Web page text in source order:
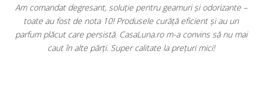
Am comandat degresant, soluție pentru geamuri și odorizante –
toate au fost de nota 10! Produsele curăță eficient și au un
parfum plăcut care persistă. CasaLuna.ro m-a convins să nu mai
caut în alte părți. Super calitate la prețuri mici!